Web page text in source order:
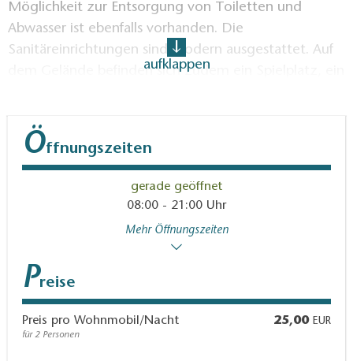
Möglichkeit zur Entsorgung von Toiletten und
Abwasser ist ebenfalls vorhanden. Die
Sanitäreinrichtungen sind modern ausgestattet. Auf
dem Gelände befinden sich zudem ein Spielplatz, ein
aufklappen
Öffnungszeiten
gerade geöffnet
08:00 - 21:00 Uhr
Mehr Öffnungszeiten
Preise
Preis pro Wohnmobil/Nacht 25,00 EUR
für 2 Personen